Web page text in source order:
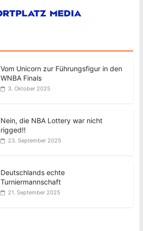
Vom Unicorn zur Führungsfigur in den
WNBA Finals
3. Oktober 2025
Nein, die NBA Lottery war nicht
rigged!!
23. September 2025
Deutschlands echte
Turniermannschaft
21. September 2025